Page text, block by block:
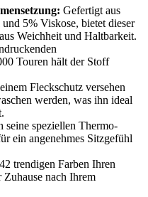
Gefertigt aus
5% Viskose, bietet dieser
Weichheit und Haltbarkeit.
Touren hält der Stoff
Fleckschutz versehen
werden, was ihn ideal
seine speziellen Thermo-
ein angenehmes Sitzgefühl
trendigen Farben Ihren
nach Ihrem